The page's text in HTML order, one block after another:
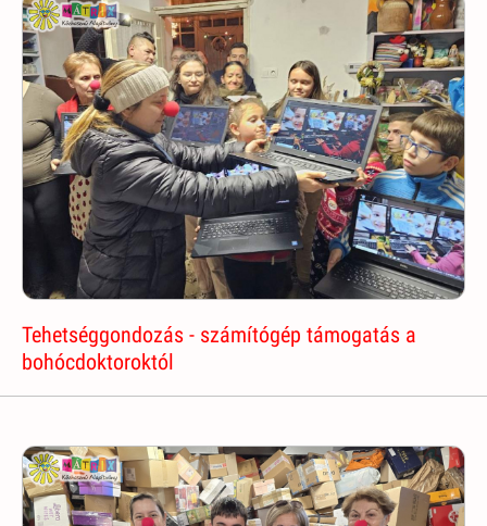
Tehetséggondozás - számítógép támogatás a
bohócdoktoroktól